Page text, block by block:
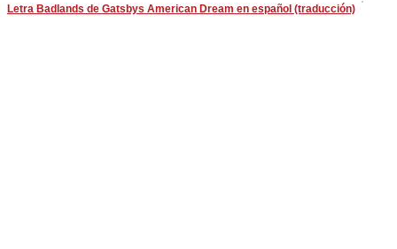
Letra Badlands de Gatsbys American Dream en español (traducción)